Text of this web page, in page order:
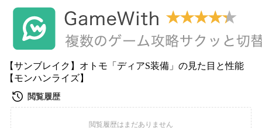
【サンブレイク】オトモ「ディアS装備」の見た目と性能
【モンハンライズ】